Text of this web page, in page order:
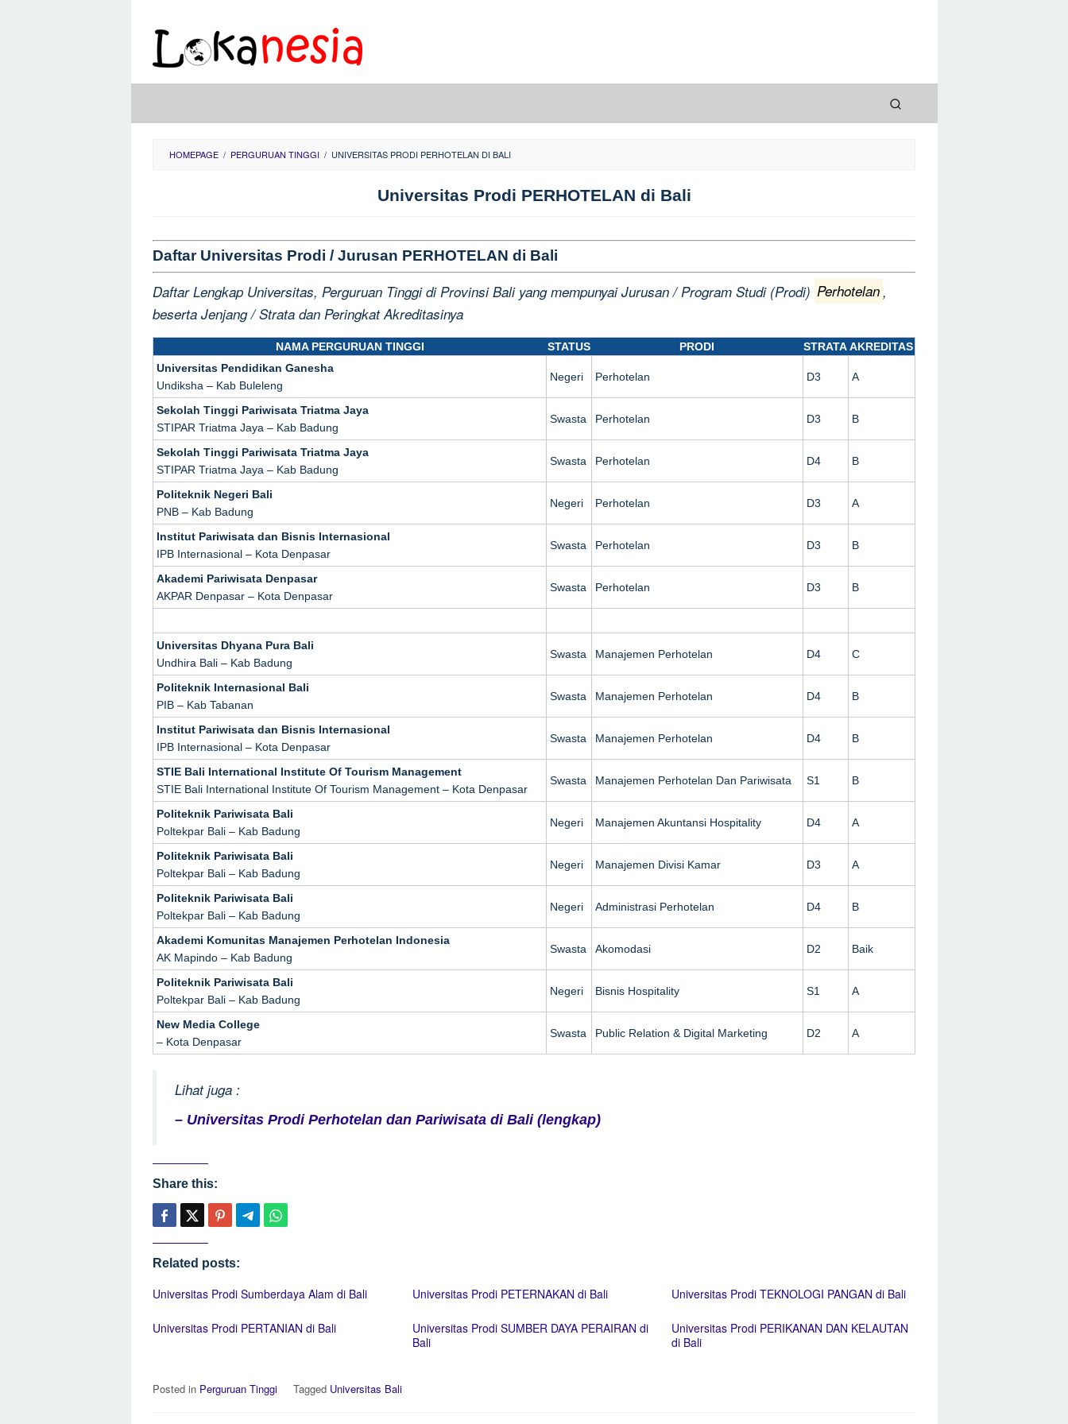
content
HOMEPAGE / PERGURUAN TINGGI / UNIVERSITAS PRODI PERHOTELAN DI BALI
Universitas Prodi PERHOTELAN di Bali
Daftar Universitas Prodi / Jurusan PERHOTELAN di Bali
Daftar Lengkap Universitas, Perguruan Tinggi di Provinsi Bali yang mempunyai Jurusan / Program Studi (Prodi) Perhotelan ,
beserta Jenjang / Strata dan Peringkat Akreditasinya
NAMA PERGURUAN TINGGI STATUS PRODI STRATAAKREDITAS
Universitas Pendidikan Ganesha
Undiksha – Kab Buleleng
Negeri Perhotelan D3 A
Sekolah Tinggi Pariwisata Triatma Jaya
STIPAR Triatma Jaya – Kab Badung
Swasta Perhotelan D3 B
Sekolah Tinggi Pariwisata Triatma Jaya
STIPAR Triatma Jaya – Kab Badung
Swasta Perhotelan D4 B
Politeknik Negeri Bali
PNB – Kab Badung
Negeri Perhotelan D3 A
Institut Pariwisata dan Bisnis Internasional
IPB Internasional – Kota Denpasar
Swasta Perhotelan D3 B
Akademi Pariwisata Denpasar
AKPAR Denpasar – Kota Denpasar
Swasta Perhotelan D3 B
Universitas Dhyana Pura Bali
Undhira Bali – Kab Badung
Swasta Manajemen Perhotelan D4 C
Politeknik Internasional Bali
PIB – Kab Tabanan
Swasta Manajemen Perhotelan D4 B
Institut Pariwisata dan Bisnis Internasional
IPB Internasional – Kota Denpasar
Swasta Manajemen Perhotelan D4 B
STIE Bali International Institute Of Tourism Management
STIE Bali International Institute Of Tourism Management – Kota Denpasar
Swasta Manajemen Perhotelan Dan Pariwisata S1 B
Politeknik Pariwisata Bali
Poltekpar Bali – Kab Badung
Negeri Manajemen Akuntansi Hospitality D4 A
Politeknik Pariwisata Bali
Poltekpar Bali – Kab Badung
Negeri Manajemen Divisi Kamar D3 A
Politeknik Pariwisata Bali
Poltekpar Bali – Kab Badung
Negeri Administrasi Perhotelan D4 B
Akademi Komunitas Manajemen Perhotelan Indonesia
AK Mapindo – Kab Badung
Swasta Akomodasi D2 Baik
Politeknik Pariwisata Bali
Poltekpar Bali – Kab Badung
Negeri Bisnis Hospitality S1 A
New Media College
– Kota Denpasar
Swasta Public Relation & Digital Marketing D2 A
Lihat juga :
– Universitas Prodi Perhotelan dan Pariwisata di Bali (lengkap)
Share this:
Related posts:
Universitas Prodi Sumberdaya Alam di Bali Universitas Prodi PETERNAKAN di Bali Universitas Prodi TEKNOLOGI PANGAN di Bali
Universitas Prodi PERTANIAN di Bali
Universitas Prodi SUMBER DAYA PERAIRAN di
Bali
Universitas Prodi PERIKANAN DAN KELAUTAN
di Bali
Posted in Perguruan Tinggi Tagged Universitas Bali